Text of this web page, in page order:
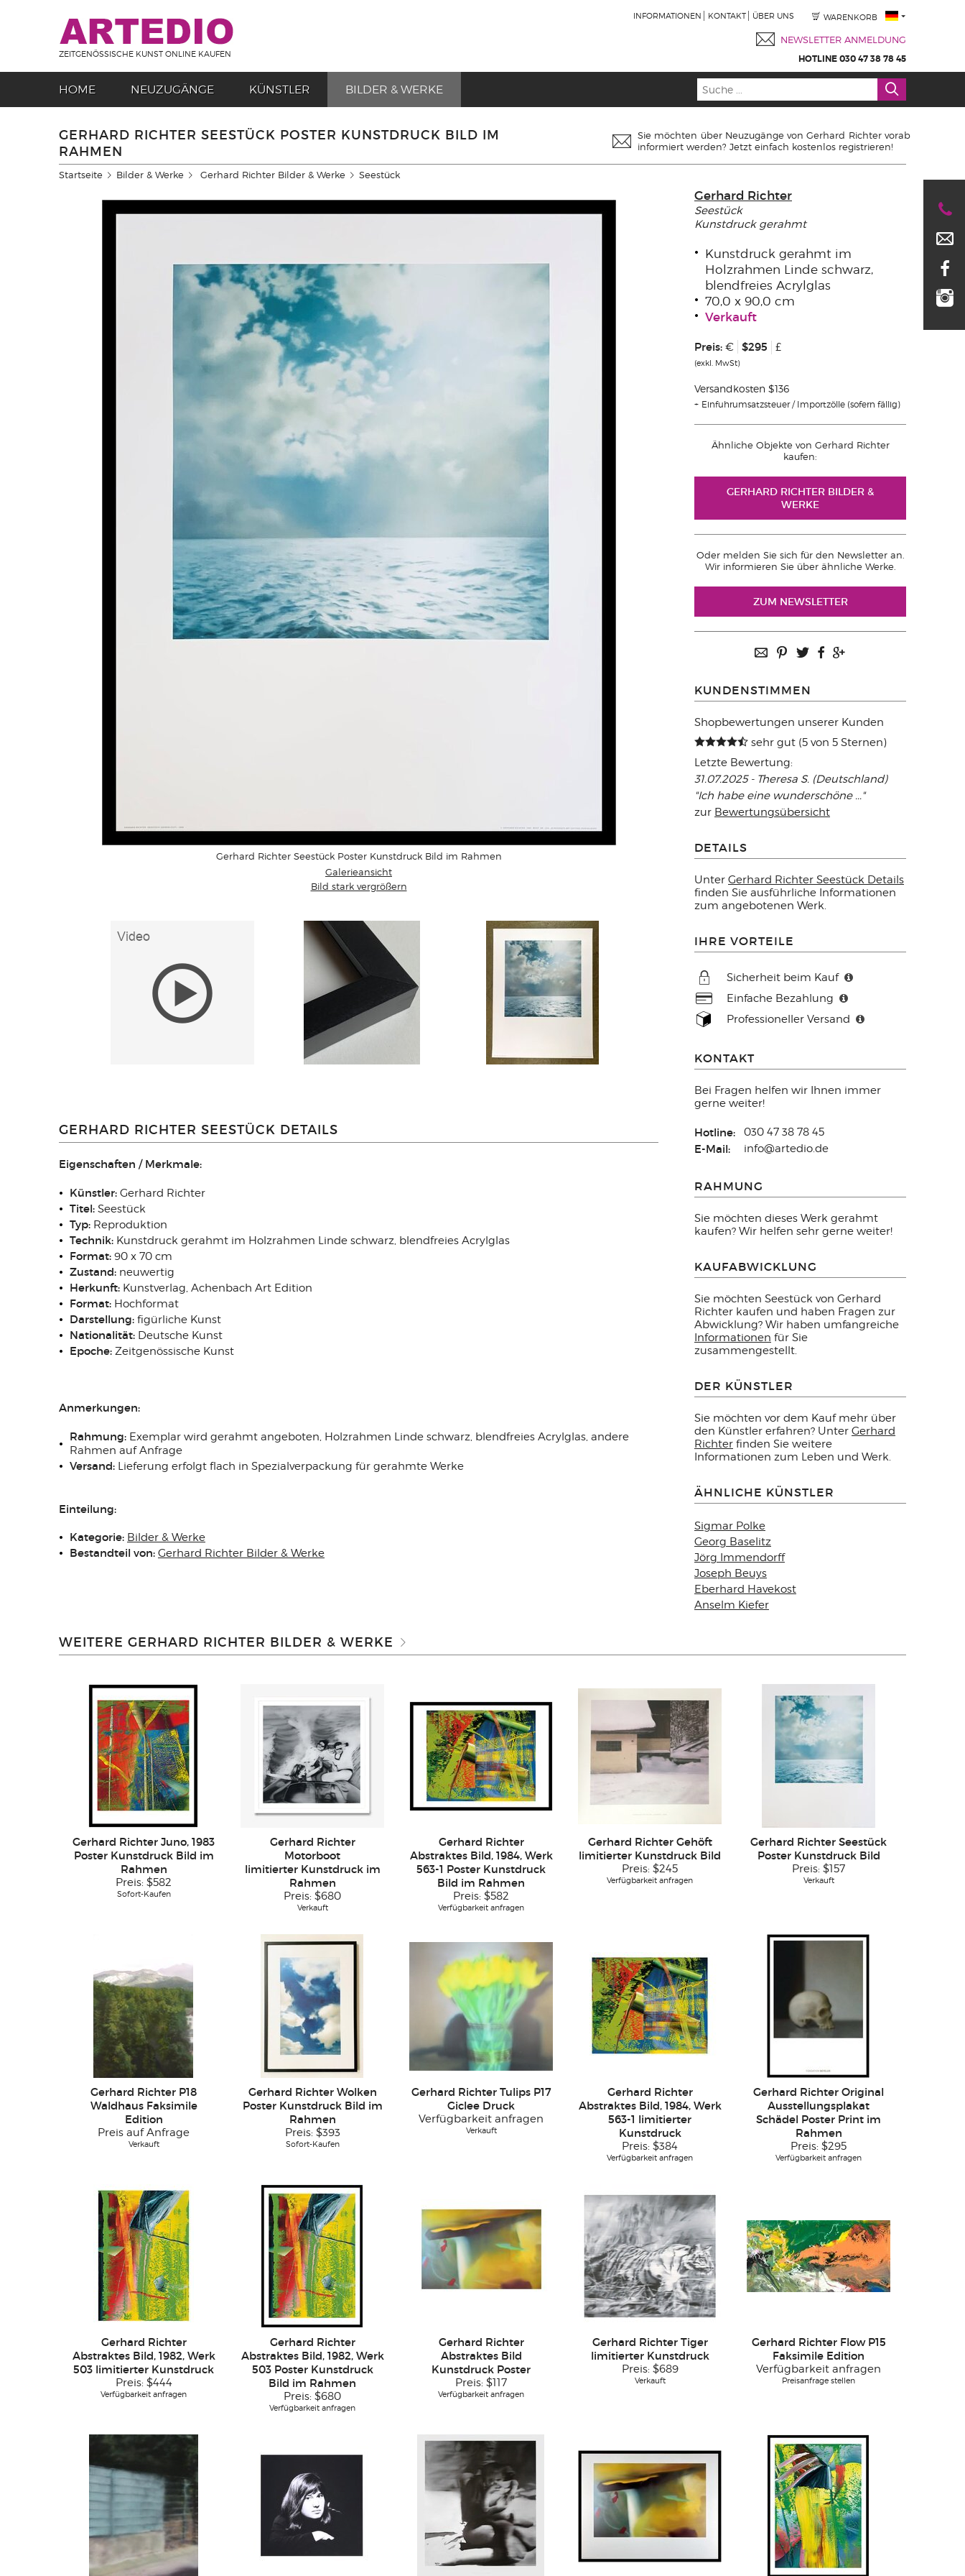
ZEITGENÖSSISCHE KUNST ONLINE KAUFEN
INFORMATIONEN KONTAKT ÜBER UNS WARENKORB
NEWSLETTER ANMELDUNG
HOTLINE 030 47 38 78 45
HOME NEUZUGÄNGE KÜNSTLER BILDER & WERKE
GERHARD RICHTER SEESTÜCK POSTER KUNSTDRUCK BILD IM
RAHMEN
Sie möchten über Neuzugänge von Gerhard Richter vorab
informiert werden? Jetzt einfach kostenlos registrieren!
Startseite Bilder & Werke Gerhard Richter Bilder & Werke Seestück
Gerhard Richter Seestück Poster Kunstdruck Bild im Rahmen
Galerieansicht
Bild stark vergrößern
Gerhard Richter
Seestück
Kunstdruck gerahmt
Kunstdruck gerahmt im
Holzrahmen Linde schwarz,
blendfreies Acrylglas
70,0 x 90,0 cm
Verkauft
Preis: € $295 £
(exkl. MwSt)
Versandkosten $136
Einfuhrumsatzsteuer / Importzölle (sofern fällig)
Ähnliche Objekte von Gerhard Richter
kaufen:
GERHARD RICHTER BILDER &
WERKE
Oder melden Sie sich für den Newsletter an.
Wir informieren Sie über ähnliche Werke.
ZUM NEWSLETTER
KUNDENSTIMMEN
Shopbewertungen unserer Kunden
sehr gut (5 von 5 Sternen)
Letzte Bewertung:
31.07.2025 - Theresa S. (Deutschland)
"Ich habe eine wunderschöne ..."
zur Bewertungsübersicht
DETAILS
Unter Gerhard Richter Seestück Details
finden Sie ausführliche Informationen
zum angebotenen Werk.
IHRE VORTEILE
Sicherheit beim Kauf
Einfache Bezahlung
Professioneller Versand
KONTAKT
Bei Fragen helfen wir Ihnen immer
gerne weiter!
Hotline: 030 47 38 78 45
E-Mail: info@artedio.de
RAHMUNG
Sie möchten dieses Werk gerahmt
kaufen? Wir helfen sehr gerne weiter!
KAUFABWICKLUNG
Sie möchten Seestück von Gerhard
Richter kaufen und haben Fragen zur
Abwicklung? Wir haben umfangreiche
Informationen für Sie
zusammengestellt.
DER KÜNSTLER
Sie möchten vor dem Kauf mehr über
den Künstler erfahren? Unter Gerhard
Richter finden Sie weitere
Informationen zum Leben und Werk.
ÄHNLICHE KÜNSTLER
Sigmar Polke
Georg Baselitz
Jörg Immendorff
Joseph Beuys
Eberhard Havekost
Anselm Kiefer
GERHARD RICHTER SEESTÜCK DETAILS
Eigenschaften / Merkmale:
Künstler: Gerhard Richter
Titel: Seestück
Typ: Reproduktion
Technik: Kunstdruck gerahmt im Holzrahmen Linde schwarz, blendfreies Acrylglas
Format: 90 x 70 cm
Zustand: neuwertig
Herkunft: Kunstverlag, Achenbach Art Edition
Format: Hochformat
Darstellung: figürliche Kunst
Nationalität: Deutsche Kunst
Epoche: Zeitgenössische Kunst
Anmerkungen:
Rahmung: Exemplar wird gerahmt angeboten, Holzrahmen Linde schwarz, blendfreies Acrylglas, andere
Rahmen auf Anfrage
Versand: Lieferung erfolgt flach in Spezialverpackung für gerahmte Werke
Einteilung:
Kategorie: Bilder & Werke
Bestandteil von: Gerhard Richter Bilder & Werke
WEITERE GERHARD RICHTER BILDER & WERKE
Gerhard Richter Juno, 1983
Poster Kunstdruck Bild im
Rahmen
Preis: $582
Sofort-Kaufen
Gerhard Richter
Motorboot
limitierter Kunstdruck im
Rahmen
Preis: $680
Verkauft
Gerhard Richter
Abstraktes Bild, 1984, Werk
563-1 Poster Kunstdruck
Bild im Rahmen
Preis: $582
Verfügbarkeit anfragen
Gerhard Richter Gehöft
limitierter Kunstdruck Bild
Preis: $245
Verfügbarkeit anfragen
Gerhard Richter Seestück
Poster Kunstdruck Bild
Preis: $157
Verkauft
Gerhard Richter P18
Waldhaus Faksimile
Edition
Preis auf Anfrage
Verkauft
Gerhard Richter Wolken
Poster Kunstdruck Bild im
Rahmen
Preis: $393
Sofort-Kaufen
Gerhard Richter Tulips P17
Giclee Druck
Verfügbarkeit anfragen
Verkauft
Gerhard Richter
Abstraktes Bild, 1984, Werk
563-1 limitierter
Kunstdruck
Preis: $384
Verfügbarkeit anfragen
Gerhard Richter Original
Ausstellungsplakat
Schädel Poster Print im
Rahmen
Preis: $295
Verfügbarkeit anfragen
Gerhard Richter
Abstraktes Bild, 1982, Werk
503 limitierter Kunstdruck
Preis: $444
Verfügbarkeit anfragen
Gerhard Richter
Abstraktes Bild, 1982, Werk
503 Poster Kunstdruck
Bild im Rahmen
Preis: $680
Verfügbarkeit anfragen
Gerhard Richter
Abstraktes Bild
Kunstdruck Poster
Preis: $117
Verfügbarkeit anfragen
Gerhard Richter Tiger
limitierter Kunstdruck
Preis: $689
Verkauft
Gerhard Richter Flow P15
Faksimile Edition
Verfügbarkeit anfragen
Preisanfrage stellen